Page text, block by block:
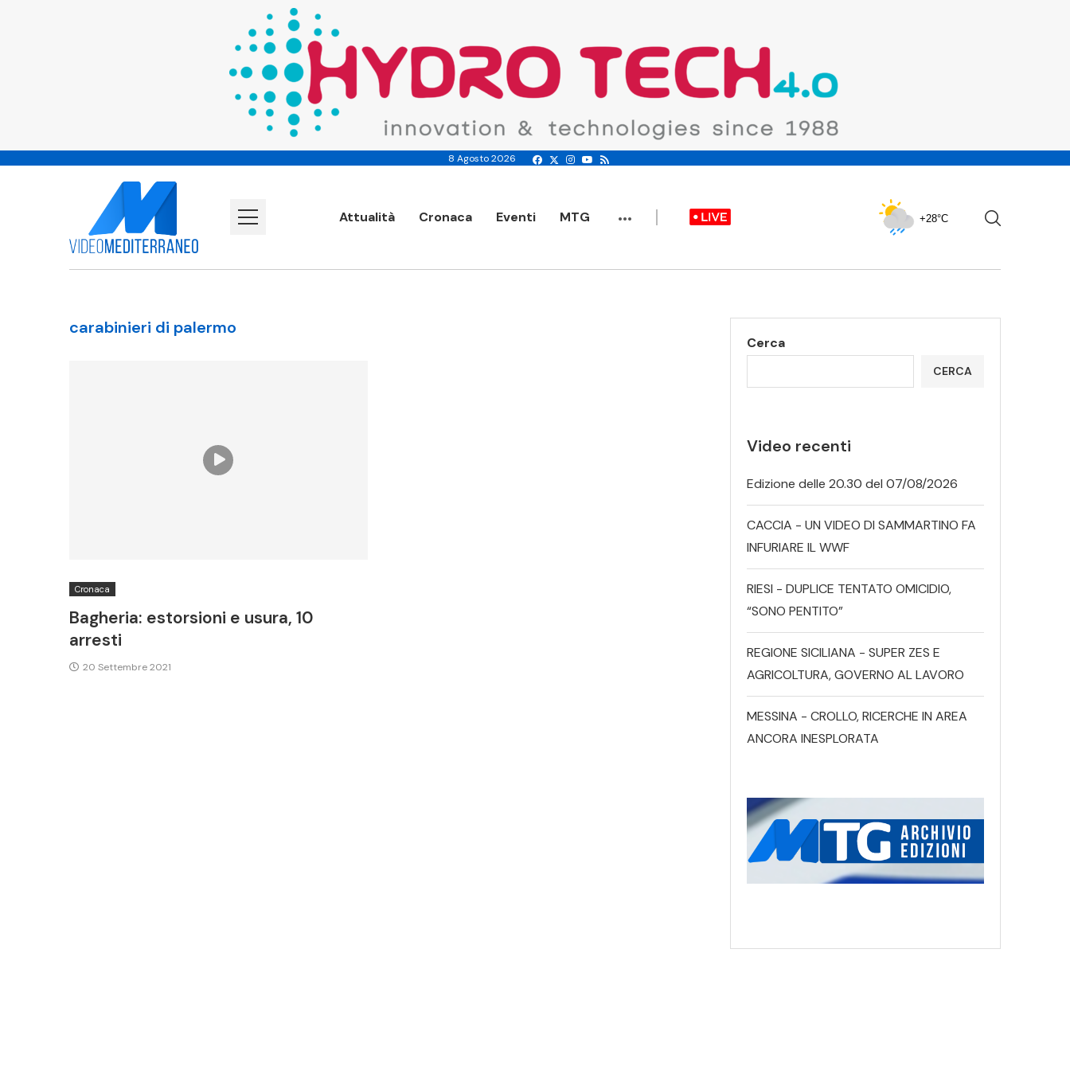
8 Agosto 2026
Attualità Cronaca Eventi MTG ... +28°C
carabinieri di palermo
Cronaca
Bagheria: estorsioni e usura, 10
arresti
20 Settembre 2021
Cerca
CERCA
Video recenti
Edizione delle 20.30 del 07/08/2026
CACCIA - UN VIDEO DI SAMMARTINO FA
INFURIARE IL WWF
RIESI - DUPLICE TENTATO OMICIDIO,
“SONO PENTITO”
REGIONE SICILIANA - SUPER ZES E
AGRICOLTURA, GOVERNO AL LAVORO
MESSINA - CROLLO, RICERCHE IN AREA
ANCORA INESPLORATA